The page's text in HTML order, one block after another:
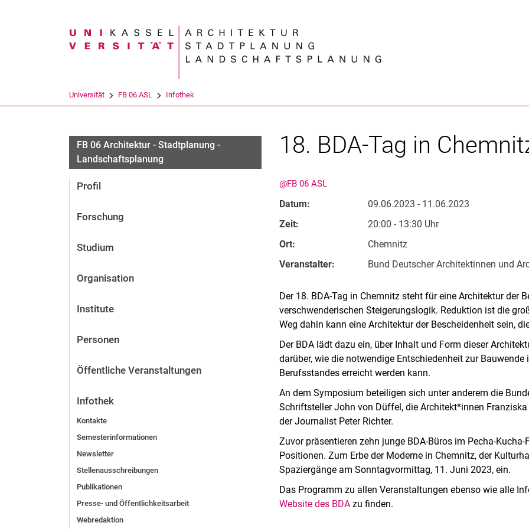
Suchbegriff
Universität FB 06 ASL Infothek
FB 06 Architektur - Stadtplanung -
Landschaftsplanung
Profil
Forschung
Studium
Organisation
Institute
Personen
Öffentliche Veranstaltungen
Infothek
Kontakte
Semesterinformationen
Newsletter
Stellenausschreibungen
Publikationen
Presse- und Öffentlichkeitsarbeit
Webredaktion
18. BDA-Tag in
@FB 06 ASL
Datum:
09.06.2023 - 11.06.2023
Zeit:
20:00 - 13:30 Uhr
Ort:
Chemnitz
Veranstalter:
Bund Deutscher Architektinnen und
Der 18. BDA-Tag in Chemnitz steht für eine Architektur der
verschwenderischen Steigerungslogik. Reduktion ist die
Weg dahin kann eine Architektur der Bescheidenheit sein,
Der BDA lädt dazu ein, über Inhalt und Form dieser
darüber, wie die notwendige Entschiedenheit zur
Berufsstandes erreicht werden kann.
An dem Symposium beteiligen sich unter anderem die
Schriftsteller John von Düffel, die Architekt*innen
der Journalist Peter Richter.
Zuvor präsentieren zehn junge BDA-Büros im Pecha-
Positionen. Zum Erbe der Moderne in Chemnitz, der
Spaziergänge am Sonntagvormittag, 11. Juni 2023, ein.
Das Programm zu allen Veranstaltungen ebenso wie alle
Website des BDA zu finden.